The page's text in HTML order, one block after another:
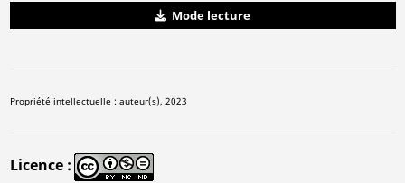
Mode lecture
Propriété intellectuelle : auteur(s), 2023
Licence